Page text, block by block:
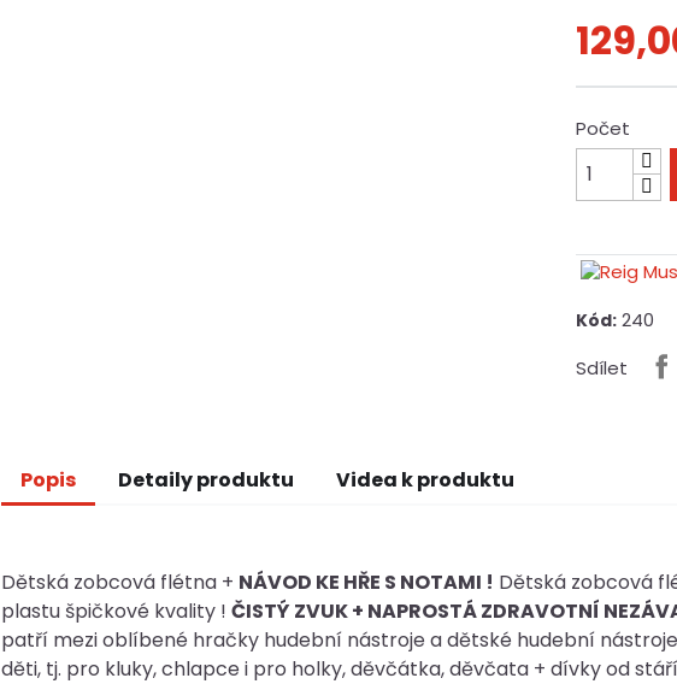
Počet
Kód: 240
Sdílet
Popis Detaily produktu Videa k produktu
Dětská zobcová flétna + NÁVOD KE HŘE S NOTAMI ! Dětská zobcová
plastu špičkové kvality ! ČISTÝ ZVUK + NAPROSTÁ ZDRAVOTNÍ
patří mezi oblíbené hračky hudební nástroje a dětské hudební
děti, tj. pro kluky, chlapce i pro holky, děvčátka, děvčata + dívky od